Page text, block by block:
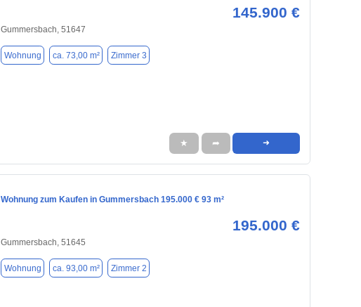
145.900 €
Gummersbach, 51647
Wohnung ca. 73,00 m² Zimmer 3
★ ➦ ➜
Wohnung zum Kaufen in Gummersbach 195.000 € 93 m²
195.000 €
Gummersbach, 51645
Wohnung ca. 93,00 m² Zimmer 2